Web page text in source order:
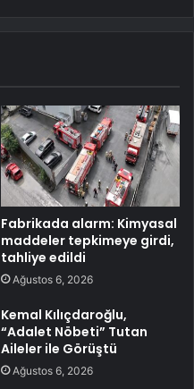
Fabrikada alarm: Kimyasal
maddeler tepkimeye girdi,
tahliye edildi
Ağustos 6, 2026
Kemal Kılıçdaroğlu,
“Adalet Nöbeti” Tutan
Aileler ile Görüştü
Ağustos 6, 2026